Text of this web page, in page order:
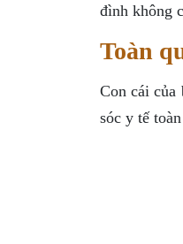
đình không
Toàn
Con cái
sóc y tế